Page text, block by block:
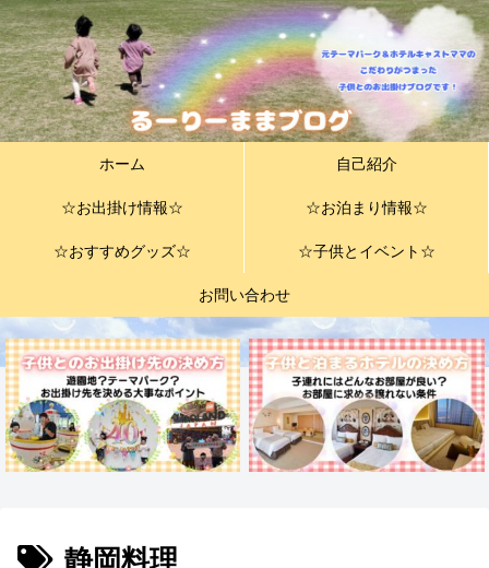
ホーム 自己紹介
☆お出掛け情報☆ ☆お泊まり情報☆
☆おすすめグッズ☆ ☆子供とイベント☆
お問い合わせ
静岡料理